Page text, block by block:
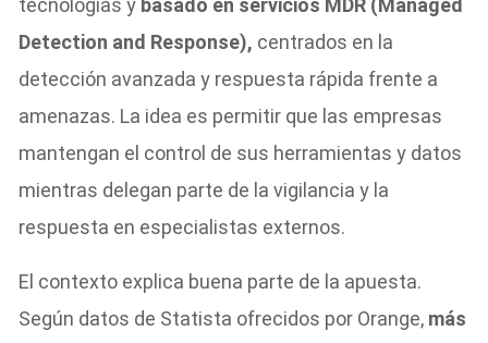
tecnologías y basado en servicios MDR (Managed
Detection and Response), centrados en la
detección avanzada y respuesta rápida frente a
amenazas. La idea es permitir que las empresas
mantengan el control de sus herramientas y datos
mientras delegan parte de la vigilancia y la
respuesta en especialistas externos.
El contexto explica buena parte de la apuesta.
Según datos de Statista ofrecidos por Orange, más